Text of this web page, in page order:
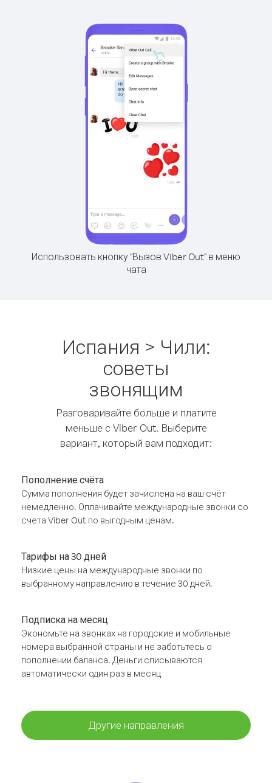
Использовать кнопку "Вызов Viber Out" в меню
чата
Испания > Чили:
советы
звонящим
Разговаривайте больше и платите
меньше с Viber Out. Выберите
вариант, который вам подходит:
Пополнение счёта
Сумма пополнения будет зачислена на ваш счёт
немедленно. Оплачивайте международные звонки со
счёта Viber Out по выгодным ценам.
Тарифы на 30 дней
Низкие цены на международные звонки по
выбранному направлению в течение 30 дней.
Подписка на месяц
Экономьте на звонках на городские и мобильные
номера выбранной страны и не заботьтесь о
пополнении баланса. Деньги списываются
автоматически один раз в месяц
Другие направления